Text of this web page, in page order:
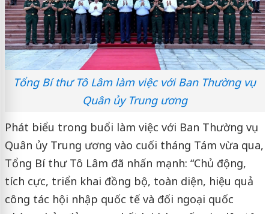
Tổng Bí thư Tô Lâm làm việc với Ban Thường vụ
Quân ủy Trung ương
Phát biểu trong buổi làm việc với Ban Thường vụ
Quân ủy Trung ương vào cuối tháng Tám vừa qua,
Tổng Bí thư Tô Lâm đã nhấn mạnh: “Chủ động,
tích cực, triển khai đồng bộ, toàn diện, hiệu quả
công tác hội nhập quốc tế và đối ngoại quốc